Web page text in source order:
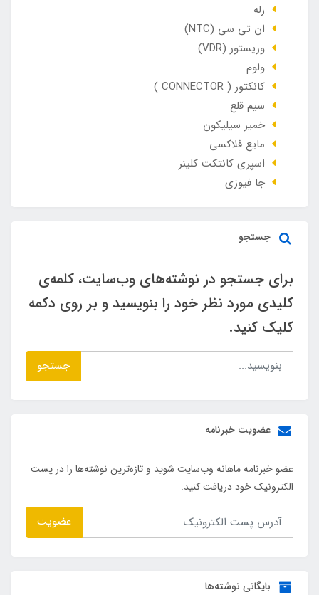
رله
ان تی سی (NTC)
وریستور (VDR)
ولوم
کانکتور ( CONNECTOR )
سیم قلع
خمیر سیلیکون
مایع فلاکسی
اسپری کانتکت کلینر
جا فیوزی
جستجو
برای جستجو در نوشته‌های وب‌سایت، کلمه‌ی
کلیدی مورد نظر خود را بنویسید و بر روی دکمه
کلیک کنید.
جستجو
عضویت خبرنامه
عضو خبرنامه ماهانه وب‌سایت شوید و تازه‌ترین نوشته‌ها را در پست
الکترونیک خود دریافت کنید.
عضویت
بایگانی نوشته‌ها